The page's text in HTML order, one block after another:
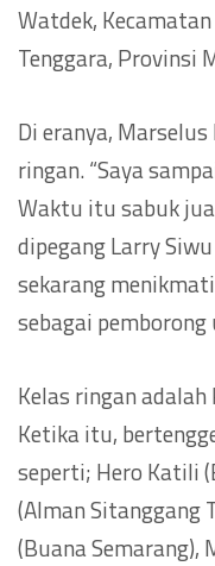
Watdek,
Tenggara, Provinsi
Di eranya,
ringan. “Saya
Waktu itu sabuk
dipegang Larry
sekarang
sebagai
Kelas ringan
Ketika itu,
seperti; Hero Katili
(Alman Sitanggang
(Buana Semarang),